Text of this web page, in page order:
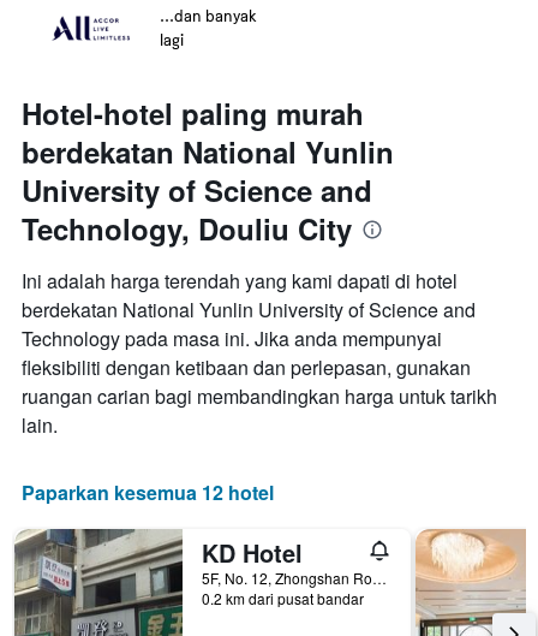
...dan banyak
lagi
Hotel-hotel paling murah
berdekatan National Yunlin
University of Science and
Technology, Douliu City
Ini adalah harga terendah yang kami dapati di hotel
berdekatan National Yunlin University of Science and
Technology pada masa ini. Jika anda mempunyai
fleksibiliti dengan ketibaan dan perlepasan, gunakan
ruangan carian bagi membandingkan harga untuk tarikh
lain.
Paparkan kesemua 12 hotel
KD Hotel
5F, No. 12, Zhongshan Road, Douliu City, Taiwan
0.2 km dari pusat bandar